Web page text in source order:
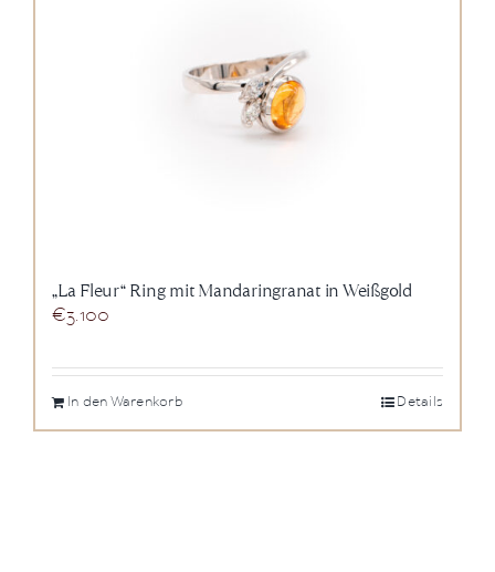
„La Fleur“ Ring mit Mandaringranat in Weißgold
€3.100
In den Warenkorb Details